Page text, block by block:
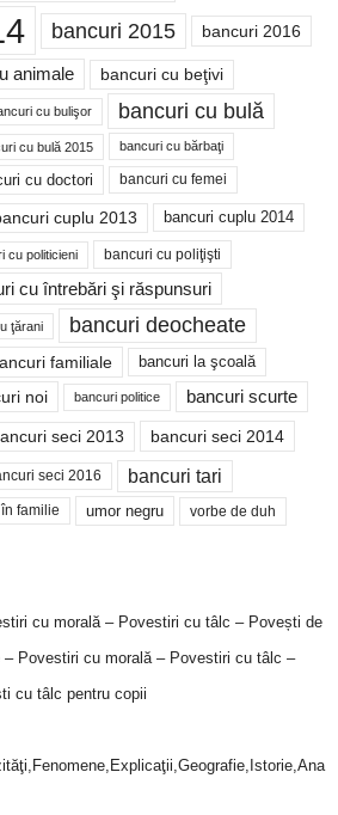
bancuri 2015 bancuri 2016
animale bancuri cu beţivi
cu bulişor bancuri cu bulă
cu bulă 2015 bancuri cu bărbaţi
cu doctori bancuri cu femei
cuplu 2013 bancuri cuplu 2014
cu politicieni bancuri cu poliţişti
cu întrebări şi răspunsuri
ţărani bancuri deocheate
familiale bancuri la şcoală
noi bancuri politice bancuri scurte
seci 2013 bancuri seci 2014
seci 2016 bancuri tari
familie umor negru vorbe de duh
cu morală – Povestiri cu tâlc – Povești de
– Povestiri cu morală – Povestiri cu tâlc –
cu tâlc pentru copii